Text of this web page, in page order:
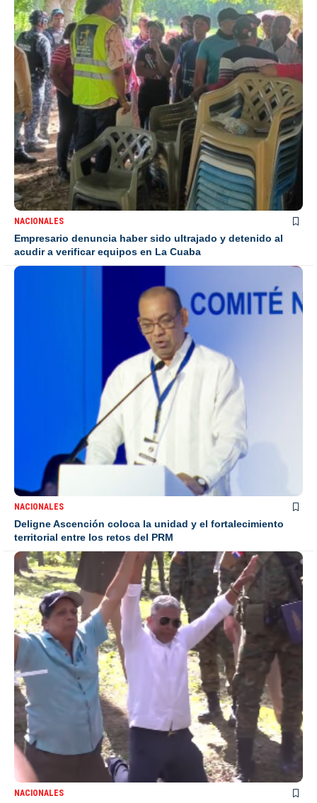
NACIONALES
Empresario denuncia haber sido ultrajado y detenido al
acudir a verificar equipos en La Cuaba
NACIONALES
Deligne Ascención coloca la unidad y el fortalecimiento
territorial entre los retos del PRM
NACIONALES